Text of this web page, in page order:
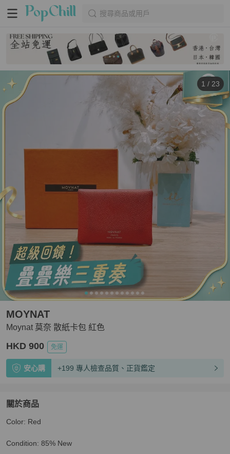
搜尋商品或用戶
1 / 23
Moynat 莫奈 散紙卡包 紅色
MOYNAT
HKD 900 免運
安心購 +199 專人檢查品質、正貨鑑定
關於商品
關於Moynat 莫奈 散紙卡包 紅色
Color: Red
Condition: 85% New